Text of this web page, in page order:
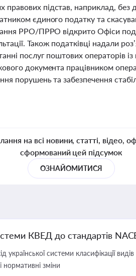
підстав, наприклад,
єдиного податку та
РРО/ПРРО відкрито Офіси
Також податківці надали
послуг поштових операторів
документа працівником
порушень та забезпечення
на всі новини, статті, відео,
сформований цей підсумок
ОЗНАЙОМИТИСЯ
КВЕД до стандартів
української системи класифікації
зміни